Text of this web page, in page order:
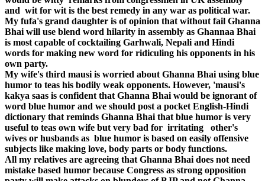
and wit for wit is the best remedy in any war as political war.
My fufa's grand daughter is of opinion that without fail Ghanna
Bhai will use blend word hilarity in assembly as Ghannaa Bhai
is most capable of cocktailing Garhwali, Nepali and Hindi
words for making new word for ridiculing his opponents in his
own party.
My wife's third mausi is worried about Ghanna Bhai using blue
humor to teas his bodily weak opponents. However, 'mausi's
kakya saas is confident that Ghanna Bhai would be ignorant of
word blue humor and we should post a pocket English-Hindi
dictionary that reminds Ghanna Bhai that blue humor is very
useful to teas own wife but very bad for irritating other's
wives or husbands as blue humor is based on easily offensive
subjects like making love, body parts or body functions.
All my relatives are agreeing that Ghanna Bhai does not need
mistake based humor because Congress as strong opposition